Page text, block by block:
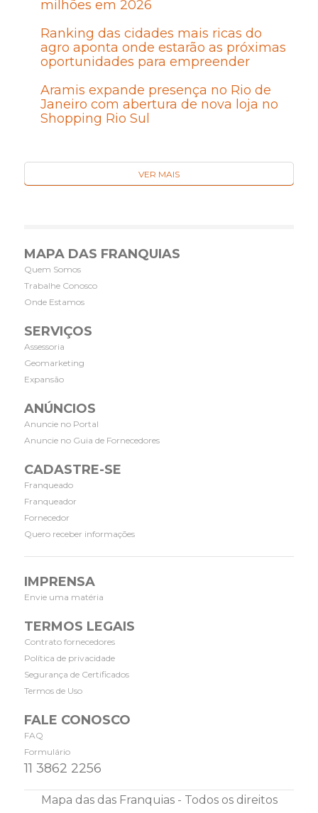
milhões em 2026
Ranking das cidades mais ricas do
agro aponta onde estarão as próximas
oportunidades para empreender
Aramis expande presença no Rio de
Janeiro com abertura de nova loja no
Shopping Rio Sul
VER MAIS
MAPA DAS FRANQUIAS
Quem Somos
Trabalhe Conosco
Onde Estamos
SERVIÇOS
Assessoria
Geomarketing
Expansão
ANÚNCIOS
Anuncie no Portal
Anuncie no Guia de Fornecedores
CADASTRE-SE
Franqueado
Franqueador
Fornecedor
Quero receber informações
IMPRENSA
Envie uma matéria
TERMOS LEGAIS
Contrato fornecedores
Política de privacidade
Segurança de Certificados
Termos de Uso
FALE CONOSCO
FAQ
Formulário
11 3862 2256
Mapa das das Franquias - Todos os direitos